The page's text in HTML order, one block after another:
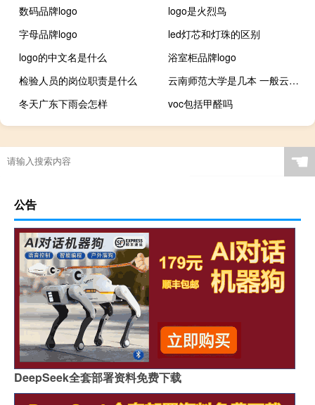
数码品牌logo
logo是火烈鸟
字母品牌logo
led灯芯和灯珠的区别
logo的中文名是什么
浴室柜品牌logo
检验人员的岗位职责是什么
云南师范大学是几本 一般云南师范大学是几本院校
冬天广东下雨会怎样
voc包括甲醛吗
☚
公告
DeepSeek全套部署资料免费下载